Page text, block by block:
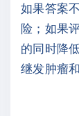
如果答案
险；如果
的同时降
继发肿瘤